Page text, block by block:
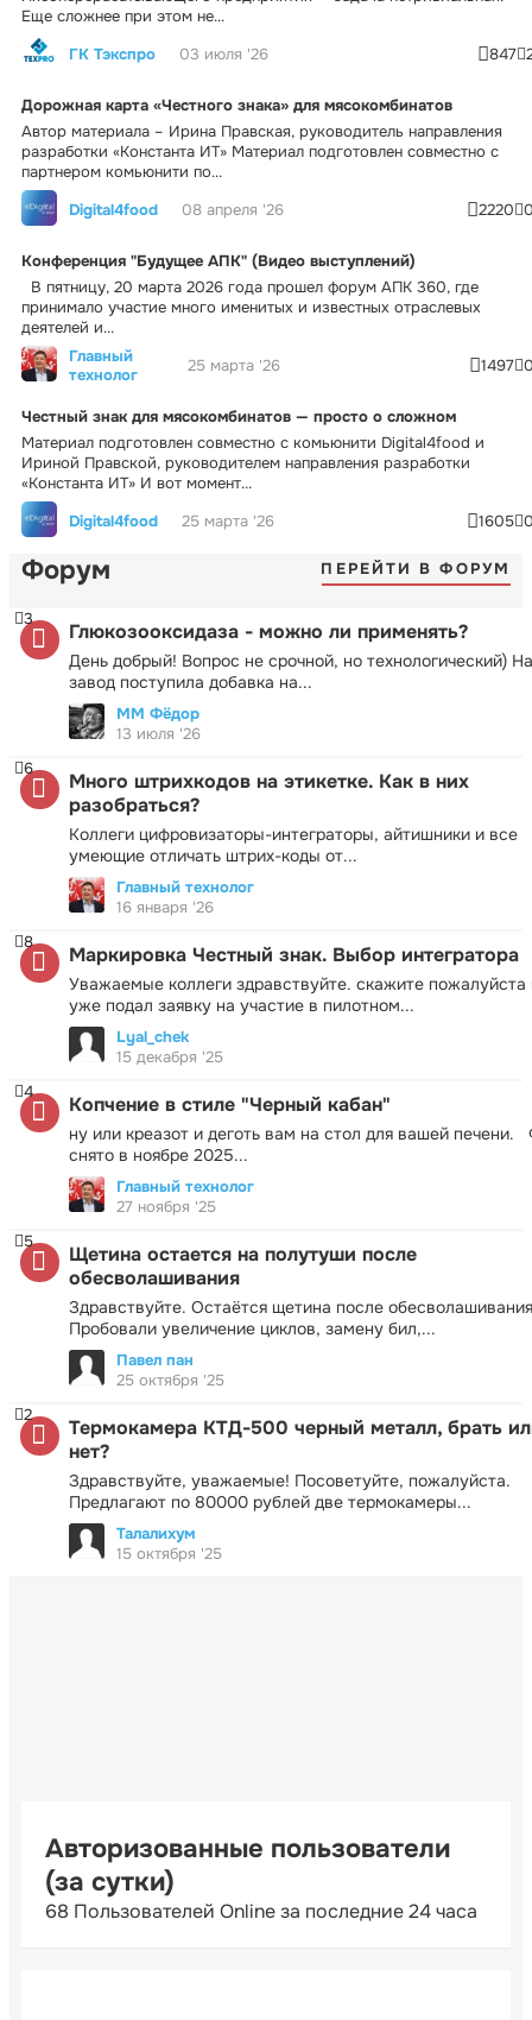
Еще сложнее при этом не...
ГК Тэкспро
03 июля '26 847
Дорожная карта «Честного знака» для мясокомбинатов
Автор материала – Ирина Правская, руководитель направления
разработки «Константа ИТ» Материал подготовлен совместно с
партнером комьюнити по...
Digital4food
08 апреля '26 2220
Конференция "Будущее АПК" (Видео выступлений)
В пятницу, 20 марта 2026 года прошел форум АПК 360, где
принимало участие много именитых и известных отраслевых
деятелей и...
Главный
технолог
25 марта '26 1497
Честный знак для мясокомбинатов — просто о сложном
Материал подготовлен совместно с комьюнити Digital4food и
Ириной Правской, руководителем направления разработки
«Константа ИТ» И вот момент...
Digital4food
25 марта '26 1605
Форум ПЕРЕЙТИ В ФОРУМ
Глюкозооксидаза - можно ли применять?
День добрый! Вопрос не срочной, но технологический) На
завод поступила добавка на...
3
ММ Фёдор
13 июля '26
Много штрихкодов на этикетке. Как в них
разобраться?
Коллеги цифровизаторы-интеграторы, айтишники и все
умеющие отличать штрих-коды от...
6
Главный технолог
16 января '26
Маркировка Честный знак. Выбор интегратора
Уважаемые коллеги здравствуйте. скажите пожалуйста
уже подал заявку на участие в пилотном...
8
Lyal_chek
15 декабря '25
Копчение в стиле "Черный кабан"
ну или креазот и деготь вам на стол для вашей печени.
снято в ноябре 2025...
4
Главный технолог
27 ноября '25
Щетина остается на полутуши после
обесволашивания
Здравствуйте. Остаётся щетина после
Пробовали увеличение циклов, замену бил,...
5
Павел пан
25 октября '25
Термокамера КТД-500 черный металл, брать
нет?
Здравствуйте, уважаемые! Посоветуйте, пожалуйста.
Предлагают по 80000 рублей две термокамеры...
2
Талалихум
15 октября '25
Авторизованные пользователи
(за сутки)
68 Пользователей Online за последние 24 часа